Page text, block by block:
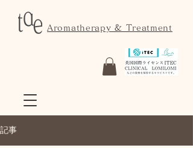
Aromatherapy & Treatment
記事